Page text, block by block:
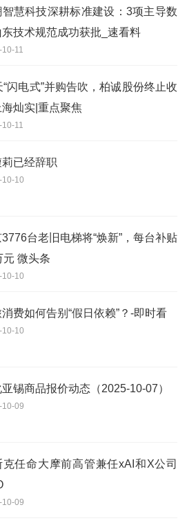
智慧科技深耕标准建设：3项主导数
技术规范成功获批_速看料
11
“闪电式”并购告吹，柏诚股份终止收
海灿实|重点聚焦
11
莉已经辞职
10-10
台老旧电梯将“焕新”，每台补贴
元 微头条
10-10
费如何告别“假日依赖”？-即时看
10-10
锡商品报价动态（2025-10-07）
10-09
克任命大摩前高管兼任xAI和X公司
10-09